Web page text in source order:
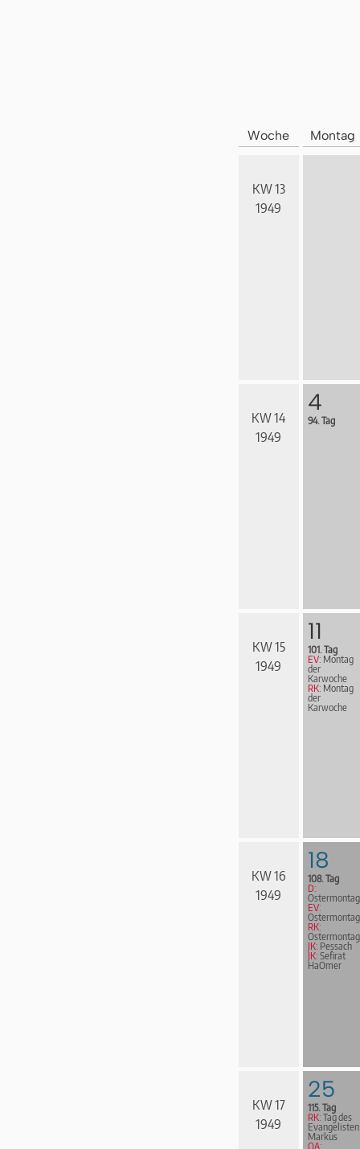
Woche Montag
KW 13
1949
KW 14
1949
4
94. Tag
KW 15
1949
11
101. Tag
EV: Montag
der
Karwoche
RK: Montag
der
Karwoche
KW 16
1949
18
108. Tag
D:
Ostermontag
EV:
Ostermontag
RK:
Ostermontag
JK: Pessach
JK: Sefirat
HaOmer
KW 17
1949
25
115. Tag
RK: Tag des
Evangelisten
Markus
OA: